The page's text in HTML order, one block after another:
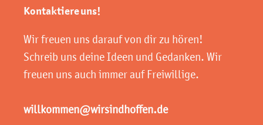
Kontaktiere uns!
Wir freuen uns darauf von dir zu hören!
Schreib uns deine Ideen und Gedanken. Wir
freuen uns auch immer auf Freiwillige.
willkommen@wirsindhoffen.de